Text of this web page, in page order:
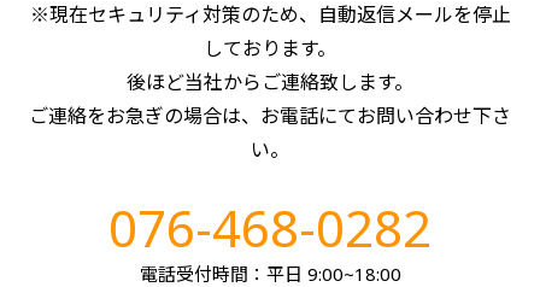
※現在セキュリティ対策のため、自動返信メールを停止
しております。
後ほど当社からご連絡致します。
ご連絡をお急ぎの場合は、お電話にてお問い合わせ下さ
い。
076-468-0282
電話受付時間：平日 9:00~18:00